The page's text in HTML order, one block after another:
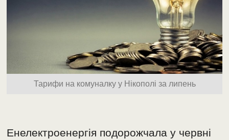
Тарифи на комуналку у Нікополі за липень
Енелектроенергія подорожчала у червні